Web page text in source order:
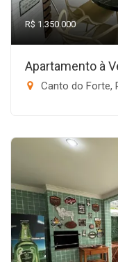
R$ 1.350.000
Apartamento à
Canto do Forte,